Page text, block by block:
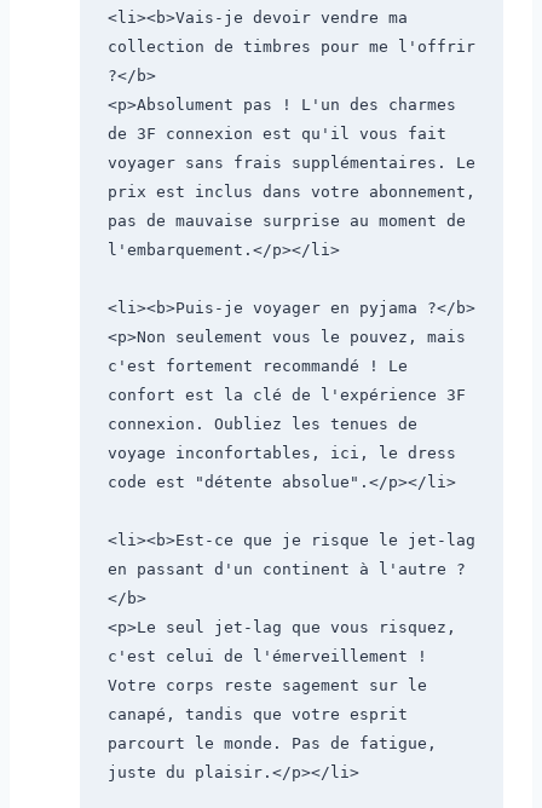
<li><b>Vais-je devoir vendre ma
collection de timbres pour me l'offrir
?</b>
<p>Absolument pas ! L'un des charmes
de 3F connexion est qu'il vous fait
voyager sans frais supplémentaires. Le
prix est inclus dans votre abonnement,
pas de mauvaise surprise au moment de
l'embarquement.</p></li>
<li><b>Puis-je voyager en pyjama ?</b>
<p>Non seulement vous le pouvez, mais
c'est fortement recommandé ! Le
confort est la clé de l'expérience 3F
connexion. Oubliez les tenues de
voyage inconfortables, ici, le dress
code est "détente absolue".</p></li>
<li><b>Est-ce que je risque le jet-lag
en passant d'un continent à l'autre ?
</b>
<p>Le seul jet-lag que vous risquez,
c'est celui de l'émerveillement !
Votre corps reste sagement sur le
canapé, tandis que votre esprit
parcourt le monde. Pas de fatigue,
juste du plaisir.</p></li>